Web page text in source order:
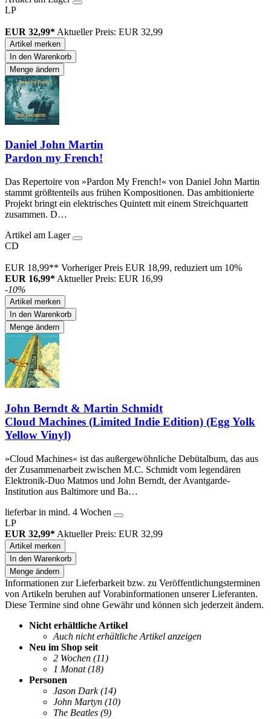
LP
EUR 32,99* Aktueller Preis: EUR 32,99
Artikel merken
In den Warenkorb
Menge ändern
Daniel John Martin
Pardon my French!
Das Repertoire von »Pardon My French!« von Daniel John Martin
stammt größtenteils aus frühen Kompositionen. Das ambitionierte
Projekt bringt ein elektrisches Quintett mit einem Streichquartett
zusammen. D…
Artikel am Lager
CD
EUR 18,99** Vorheriger Preis EUR 18,99, reduziert um 10%
EUR 16,99* Aktueller Preis: EUR 16,99
-10%
Artikel merken
In den Warenkorb
Menge ändern
John Berndt & Martin Schmidt
Cloud Machines (Limited Indie Edition) (Egg Yolk
Yellow Vinyl)
»Cloud Machines« ist das außergewöhnliche Debütalbum, das aus
der Zusammenarbeit zwischen M.C. Schmidt vom legendären
Elektronik-Duo Matmos und John Berndt, der Avantgarde-
Institution aus Baltimore und Ba…
lieferbar in mind. 4 Wochen
LP
EUR 32,99* Aktueller Preis: EUR 32,99
Artikel merken
In den Warenkorb
Menge ändern
Informationen zur Lieferbarkeit bzw. zu Veröffentlichungsterminen
von Artikeln beruhen auf Vorabinformationen unserer Lieferanten.
Diese Termine sind ohne Gewähr und können sich jederzeit ändern.
Nicht erhältliche Artikel
Auch nicht erhältliche Artikel anzeigen
Neu im Shop seit
2 Wochen (11)
1 Monat (18)
Personen
Jason Dark (14)
John Martyn (10)
The Beatles (9)